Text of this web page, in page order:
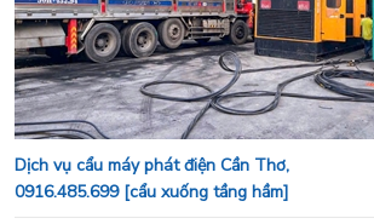
Dịch vụ cẩu máy phát điện Cần Thơ,
0916.485.699 [cẩu xuống tầng hầm]